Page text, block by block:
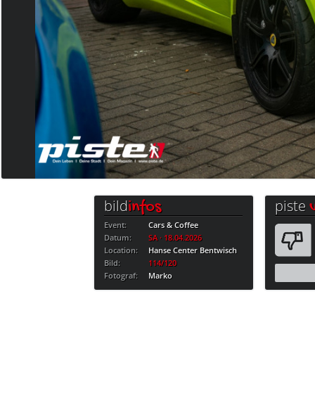
bildinfos
Event:
Cars & Coffee
Datum:
SA · 18.04.2026
Location:
Hanse Center Bentwisch
Bild:
114/120
Fotograf:
Marko
piste